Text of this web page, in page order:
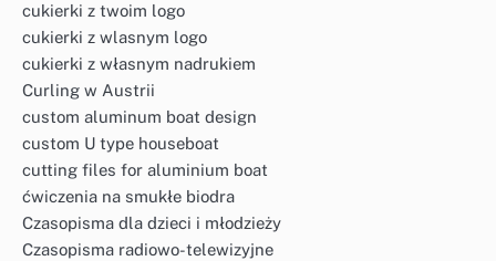
cukierki z twoim logo
cukierki z wlasnym logo
cukierki z własnym nadrukiem
Curling w Austrii
custom aluminum boat design
custom U type houseboat
cutting files for aluminium boat
ćwiczenia na smukłe biodra
Czasopisma dla dzieci i młodzieży
Czasopisma radiowo-telewizyjne